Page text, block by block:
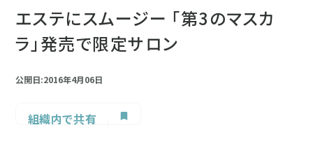
エステにスムージー 「第3のマスカ
ラ」発売で限定サロン
公開日:2016年4月06日
組織内で共有